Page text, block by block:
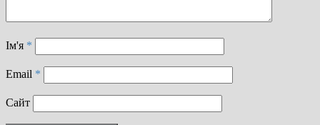
Ім'я *
Email *
Сайт